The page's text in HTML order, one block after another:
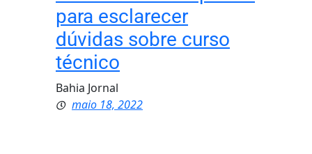
para esclarecer
dúvidas sobre curso
técnico
Bahia Jornal
maio 18, 2022